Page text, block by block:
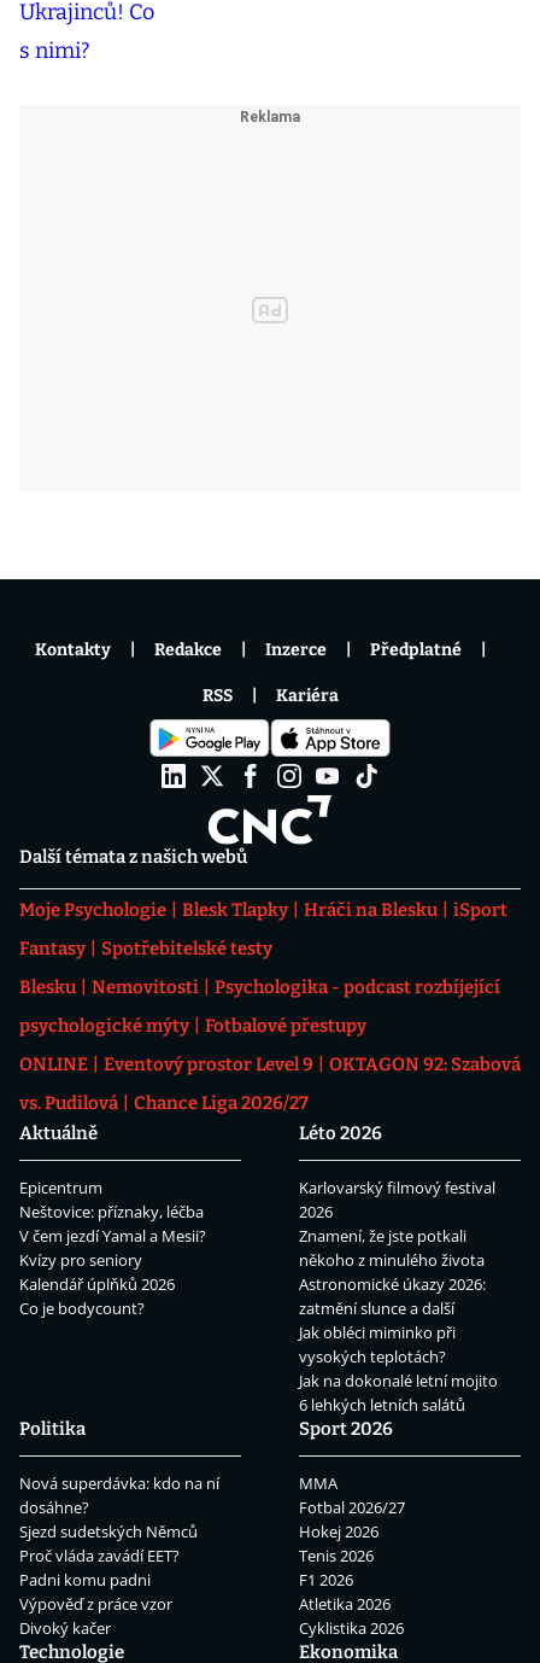
Další témata z našich webů
Moje Psychologie Blesk Tlapky Hráči na Blesku
iSport
Fantasy
Spotřebitelské testy
Blesku
Nemovitosti
Psychologika - podcast rozbíjející
psychologické mýty
Fotbalové přestupy
ONLINE
Eventový prostor Level 9
OKTAGON 92: Szabová
vs. Pudilová
Chance Liga 2026/27
Aktuálně
Epicentrum
Neštovice: příznaky, léčba
V čem jezdí Yamal a Mesii?
Kvízy pro seniory
Kalendář úplňků 2026
Co je bodycount?
Léto 2026
Karlovarský filmový festival
2026
Znamení, že jste potkali
někoho z minulého života
Astronomické úkazy 2026:
zatmění slunce a další
Jak obléci miminko při
vysokých teplotách?
Jak na dokonalé letní mojito
6 lehkých letních salátů
Politika
Nová superdávka: kdo na ní
dosáhne?
Sjezd sudetských Němců
Proč vláda zavádí EET?
Padni komu padni
Výpověď z práce vzor
Divoký kačer
Sport 2026
MMA
Fotbal 2026/27
Hokej 2026
Tenis 2026
F1 2026
Atletika 2026
Cyklistika 2026
Technologie
Ekonomika
Kontakty Redakce Inzerce Předplatné
RSS Kariéra